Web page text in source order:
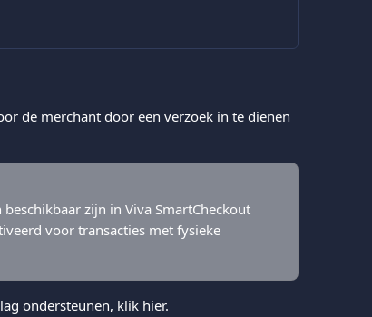
de merchant door een verzoek in te dienen
zijn in Viva SmartCheckout
voor transacties met fysieke
ondersteunen, klik hier.